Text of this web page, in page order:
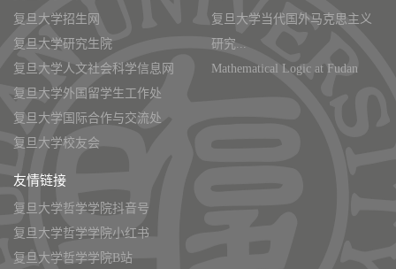
复旦大学招生网
复旦大学研究生院
复旦大学人文社会科学信息网
复旦大学外国留学生工作处
复旦大学国际合作与交流处
复旦大学校友会
复旦大学当代国外马克思主义
研究...
Mathematical Logic at Fudan
友情链接
复旦大学哲学学院抖音号
复旦大学哲学学院小红书
复旦大学哲学学院B站